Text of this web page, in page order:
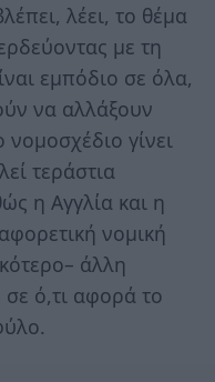
λέει, το θέμα
με τη
εμπόδιο σε όλα,
να αλλάξουν
γίνει
τεράστια
η Αγγλία και η
νομική
άλλη
ό,τι αφορά το